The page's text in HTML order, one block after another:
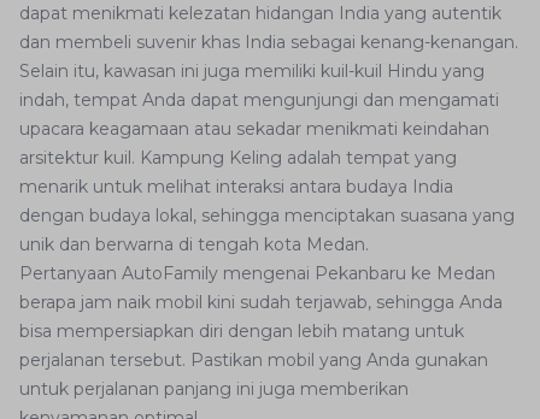
dapat menikmati kelezatan hidangan India yang autentik
dan membeli suvenir khas India sebagai kenang-kenangan.
Selain itu, kawasan ini juga memiliki kuil-kuil Hindu yang
indah, tempat Anda dapat mengunjungi dan mengamati
upacara keagamaan atau sekadar menikmati keindahan
arsitektur kuil. Kampung Keling adalah tempat yang
menarik untuk melihat interaksi antara budaya India
dengan budaya lokal, sehingga menciptakan suasana yang
unik dan berwarna di tengah kota Medan.
Pertanyaan AutoFamily mengenai Pekanbaru ke Medan
berapa jam naik mobil kini sudah terjawab, sehingga Anda
bisa mempersiapkan diri dengan lebih matang untuk
perjalanan tersebut. Pastikan mobil yang Anda gunakan
untuk perjalanan panjang ini juga memberikan